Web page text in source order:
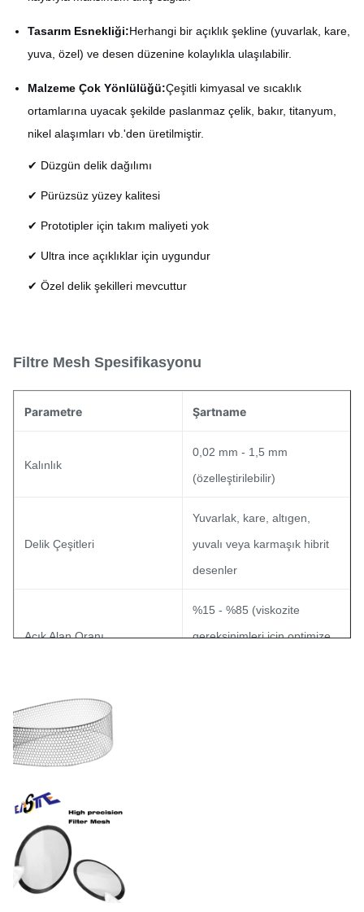
Tasarım Esnekliği:Herhangi bir açıklık şekline (yuvarlak, kare,
yuva, özel) ve desen düzenine kolaylıkla ulaşılabilir.
Malzeme Çok Yönlülüğü:Çeşitli kimyasal ve sıcaklık
ortamlarına uyacak şekilde paslanmaz çelik, bakır, titanyum,
nikel alaşımları vb.'den üretilmiştir.
✔ Düzgün delik dağılımı
✔ Pürüzsüz yüzey kalitesi
✔ Prototipler için takım maliyeti yok
✔ Ultra ince açıklıklar için uygundur
✔ Özel delik şekilleri mevcuttur
Filtre Mesh Spesifikasyonu
Parametre Şartname
Kalınlık
0,02 mm - 1,5 mm
(özelleştirilebilir)
Delik Çeşitleri
Yuvarlak, kare, altıgen,
yuvalı veya karmaşık hibrit
desenler
Açık Alan Oranı
%15 - %85 (viskozite
gereksinimleri için optimize
Hoşgörü
Yüzey Kaplamaları
Malzeme